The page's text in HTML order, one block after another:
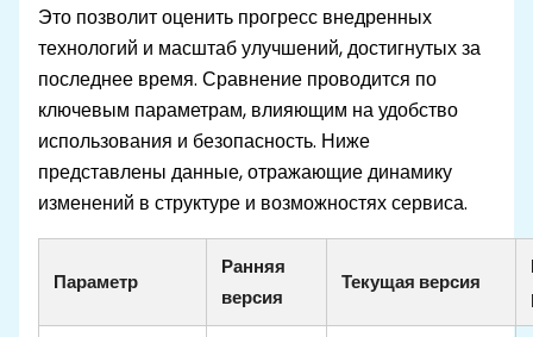
Это позволит оценить прогресс внедренных
технологий и масштаб улучшений, достигнутых за
последнее время. Сравнение проводится по
ключевым параметрам, влияющим на удобство
использования и безопасность. Ниже
представлены данные, отражающие динамику
изменений в структуре и возможностях сервиса.
Параметр
Ранняя
версия
Текущая версия